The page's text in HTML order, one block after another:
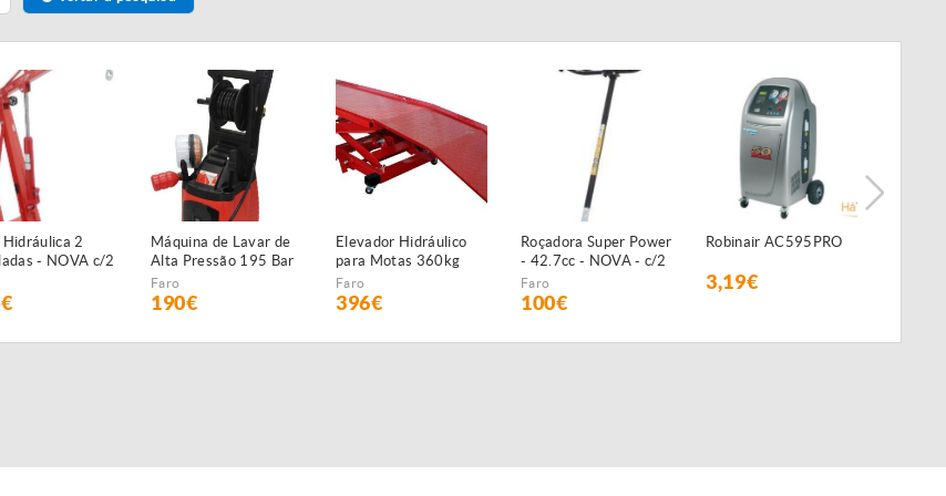
2
- NOVA c/2
Máquina de Lavar de
Alta Pressão 195 Bar
- NOVA - c/2 anos
GARANTIA
Faro
190€
Elevador Hidráulico
para Motas 360kg
Faro
396€
Roçadora Super Power
- 42.7cc - NOVA - c/2
anos de GARANTIA
Faro
100€
Robinair AC595PRO
3,19€